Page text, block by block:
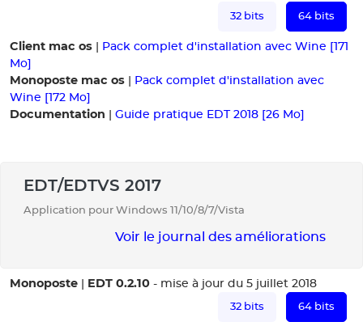
32 bits 64 bits
Client mac os
Pack complet d'installation avec Wine [171
Mo]
Monoposte mac os
Pack complet d'installation avec
Wine [172 Mo]
Documentation Guide pratique EDT 2018 [26 Mo]
EDT/EDTVS 2017
Application pour Windows 11/10/8/7/Vista
Voir le journal des améliorations
Monoposte EDT 0.2.10 - mise à jour du 5 juillet 2018
32 bits 64 bits